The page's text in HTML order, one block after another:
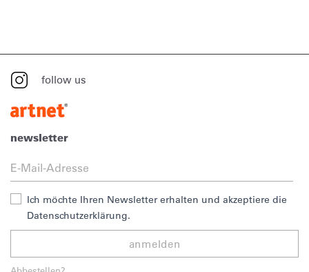
follow us
newsletter
Ich möchte Ihren Newsletter erhalten und akzeptiere die
Datenschutzerklärung.
anmelden